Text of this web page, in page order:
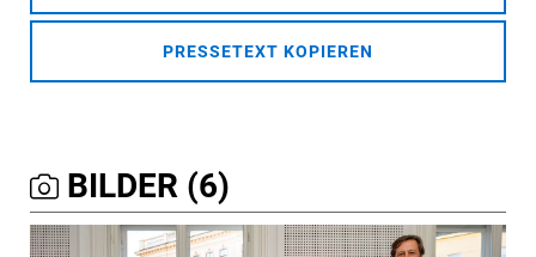
PRESSETEXT KOPIEREN
BILDER (6)